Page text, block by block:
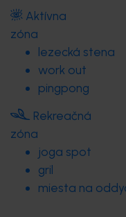
Aktívna
zóna
lezecká stena
work out
pingpong
Rekreačná
zóna
joga spot
gril
miesta na